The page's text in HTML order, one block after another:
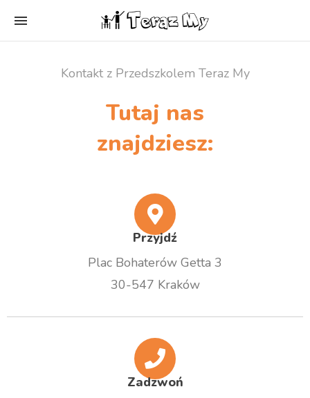
Kontakt z Przedszkolem Teraz My
Tutaj nas
znajdziesz:
Przyjdź
Plac Bohaterów Getta 3
30-547 Kraków
Zadzwoń